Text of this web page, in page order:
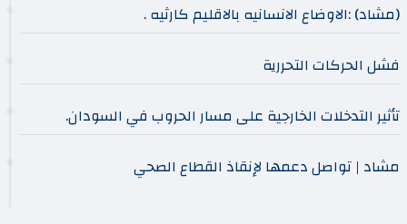
(مشاد) :الاوضاع الانسانيه بالاقليم كارثيه .
فشل الحركات التحررية
تأثير التدخلات الخارجية على مسار الحروب في السودان.
مشاد | تواصل دعمها لإنقاذ القطاع الصحي